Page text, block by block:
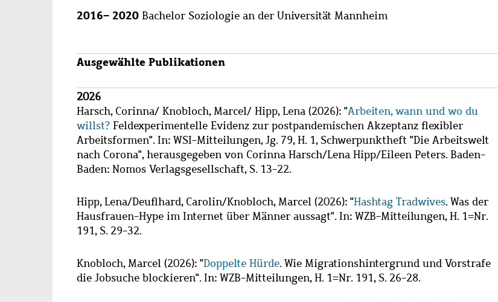
2016– 2020 Bachelor Soziologie an der Universität Mannheim
Ausgewählte Publikationen
Wzbaktiv
2026
Harsch, Corinna/ Knobloch, Marcel/ Hipp, Lena (2026): "Arbeiten, wann und wo du
willst? Feldexperimentelle Evidenz zur postpandemischen Akzeptanz flexibler
Arbeitsformen". In: WSI-Mitteilungen, Jg. 79, H. 1, Schwerpunktheft "Die Arbeitswelt
nach Corona", herausgegeben von Corinna Harsch/Lena Hipp/Eileen Peters. Baden-
Baden: Nomos Verlagsgesellschaft, S. 13-22.
Hipp, Lena/Deuflhard, Carolin/Knobloch, Marcel (2026): "Hashtag Tradwives. Was der
Hausfrauen-Hype im Internet über Männer aussagt". In: WZB-Mitteilungen, H. 1=Nr.
191, S. 29-32.
Knobloch, Marcel (2026): "Doppelte Hürde. Wie Migrationshintergrund und Vorstrafe
die Jobsuche blockieren". In: WZB-Mitteilungen, H. 1=Nr. 191, S. 26-28.